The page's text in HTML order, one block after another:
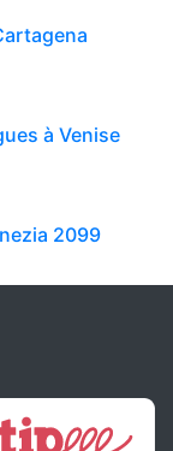
à Venise
2099